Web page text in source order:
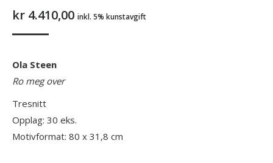
kr 4.410,00 inkl. 5% kunstavgift
Ola Steen
Ro meg over
Tresnitt
Opplag: 30 eks.
Motivformat: 80 x 31,8 cm